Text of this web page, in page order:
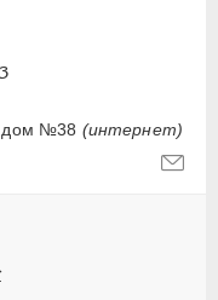
дом №38 (интернет)